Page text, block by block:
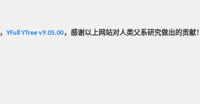
， YFull YTree v9.05.00，感谢以上网站对人类父系研究做出的贡献！